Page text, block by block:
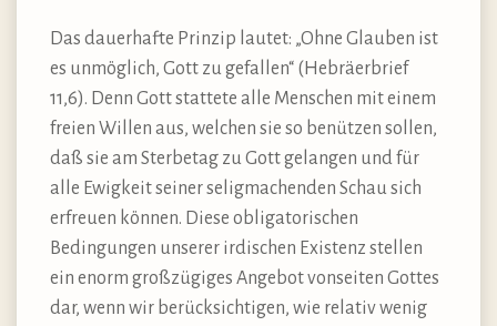
Das dauerhafte Prinzip lautet: „Ohne Glauben ist
es unmöglich, Gott zu gefallen“ (Hebräerbrief
11,6). Denn Gott stattete alle Menschen mit einem
freien Willen aus, welchen sie so benützen sollen,
daß sie am Sterbetag zu Gott gelangen und für
alle Ewigkeit seiner seligmachenden Schau sich
erfreuen können. Diese obligatorischen
Bedingungen unserer irdischen Existenz stellen
ein enorm großzügiges Angebot vonseiten Gottes
dar, wenn wir berücksichtigen, wie relativ wenig